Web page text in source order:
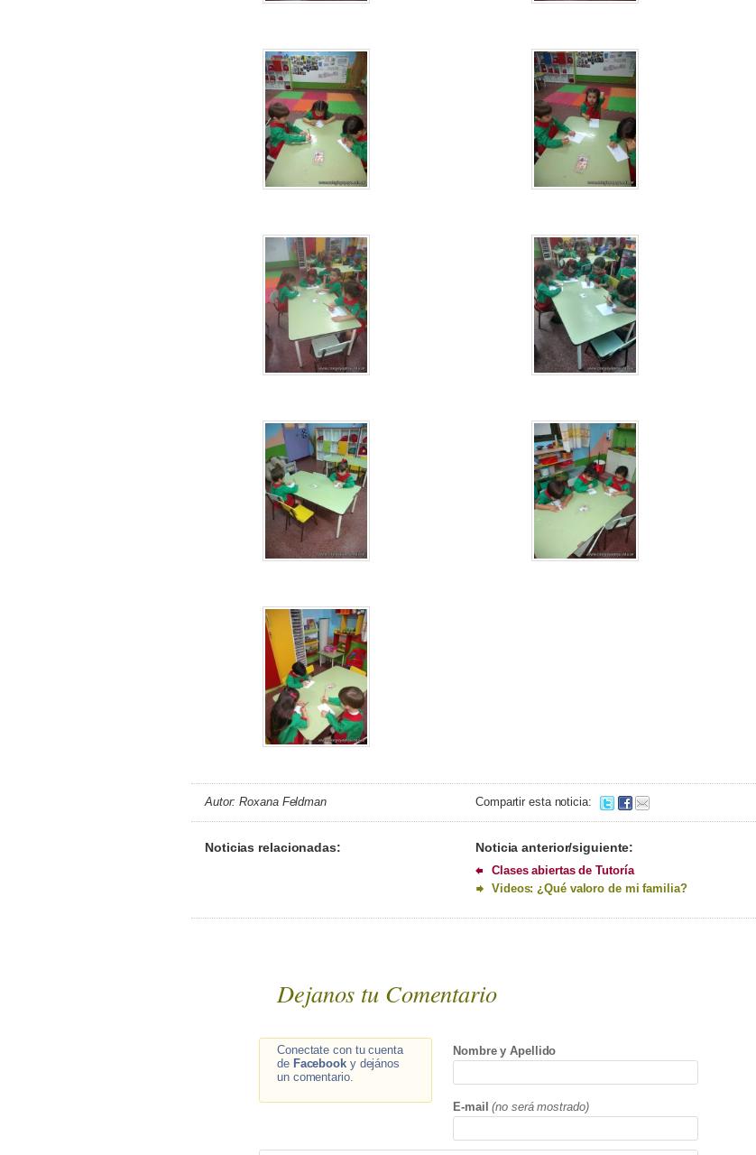
Autor: Roxana Feldman Compartir esta noticia:
Noticias relacionadas: Noticia anterior/siguiente:
Clases abiertas de Tutoría
Videos: ¿Qué valoro de mi familia?
Dejanos tu Comentario
Conectate con tu cuenta
de Facebooky dejános
un comentario.
Nombre y Apellido
E-mail (no será mostrado)